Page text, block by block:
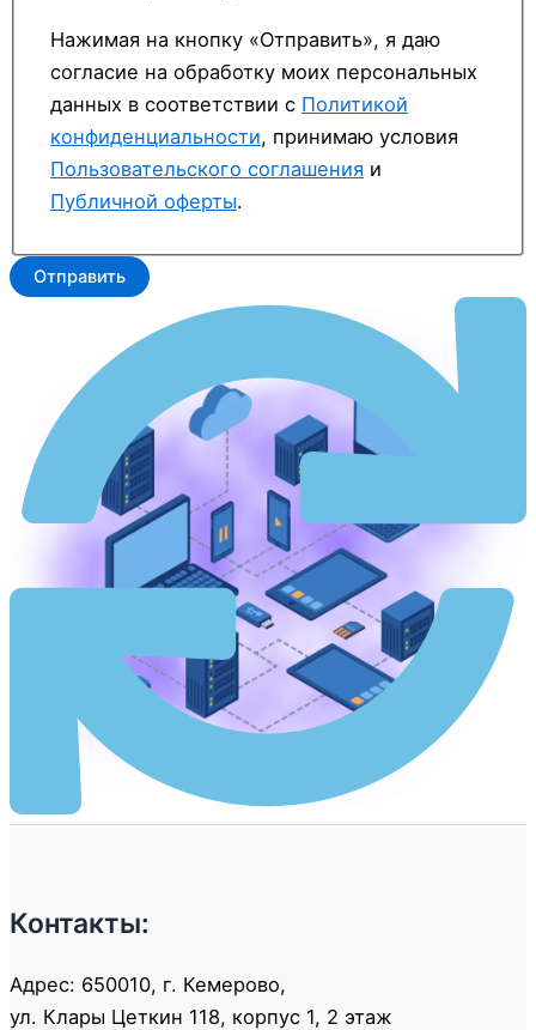
Нажимая на кнопку «Отправить», я даю
согласие на обработку моих персональных
данных в соответствии с Политикой
конфиденциальности, принимаю условия
Пользовательского соглашения и
Публичной оферты.
Отправить
Контакты:
Адрес: 650010, г. Кемерово,
ул. Клары Цеткин 118, корпус 1, 2 этаж